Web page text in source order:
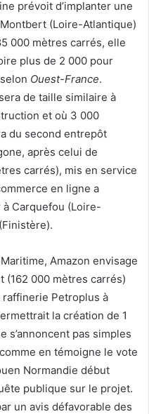
prévoit d’implanter une
(Loire-Atlantique)
000 mètres carrés, elle
plus de 2 000 pour
Ouest-France.
de taille similaire à
et où 3 000
du second entrepôt
après celui de
carrés), mis en service
en ligne a
à Carquefou (Loire-
Amazon envisage
(162 000 mètres carrés)
raffinerie Petroplus à
la création de 1
s’annoncent pas simples
en témoigne le vote
Normandie début
publique sur le projet.
un avis défavorable des